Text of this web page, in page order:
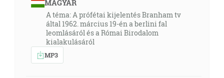
MAGYAR
A téma: A prófétai kijelentés Branham tv
által 1962. március 19-én a berlini fal
leomlásáról és a Római Birodalom
kialakulásáról
MP3